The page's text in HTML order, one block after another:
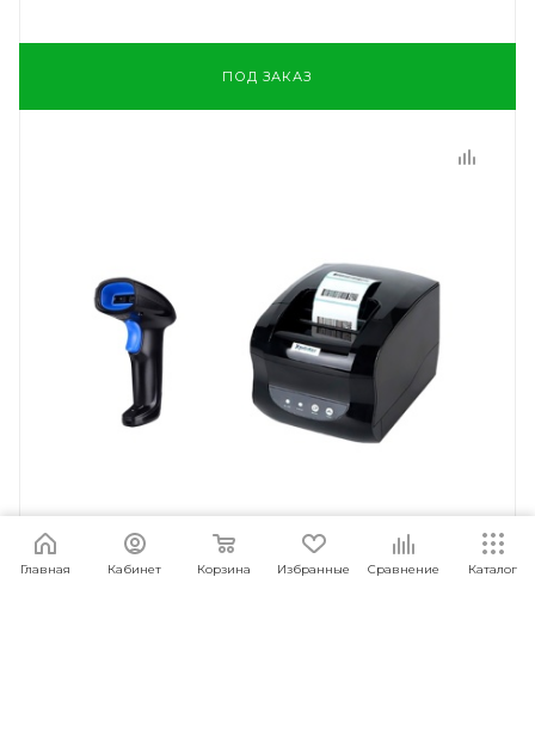
ПОД ЗАКАЗ
Главная Кабинет Корзина Избранные Сравнение Каталог